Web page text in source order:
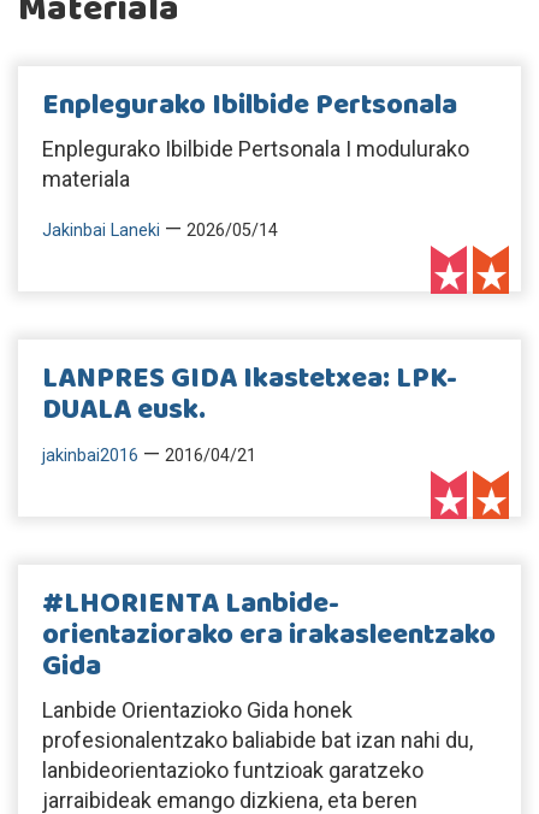
Enplegurako Ibilbide Pertsonala
Enplegurako Ibilbide Pertsonala I modulurako
materiala
Jakinbai Laneki — 2026/05/14
LANPRES GIDA Ikastetxea: LPK-
DUALA eusk.
jakinbai2016 — 2016/04/21
#LHORIENTA Lanbide-
orientaziorako era irakasleentzako
Gida
Lanbide Orientazioko Gida honek
profesionalentzako baliabide bat izan nahi du,
lanbideorientazioko funtzioak garatzeko
jarraibideak emango dizkiena, eta beren